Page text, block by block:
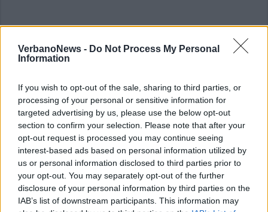
VerbanoNews - Do Not Process My Personal
Information
If you wish to opt-out of the sale, sharing to third parties, or
processing of your personal or sensitive information for
targeted advertising by us, please use the below opt-out
section to confirm your selection. Please note that after your
opt-out request is processed you may continue seeing
interest-based ads based on personal information utilized by
us or personal information disclosed to third parties prior to
your opt-out. You may separately opt-out of the further
disclosure of your personal information by third parties on the
IAB’s list of downstream participants. This information may
ALTRE NOTIZIE DI MONACO DI BAVIERA